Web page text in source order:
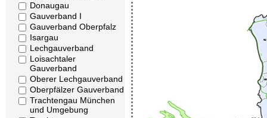
Donaugau
Gauverband I
Gauverband Oberpfalz
Isargau
Lechgauverband
Loisachtaler
Gauverband
Oberer Lechgauverband
Oberpfälzer Gauverband
Trachtengau München
und Umgebung